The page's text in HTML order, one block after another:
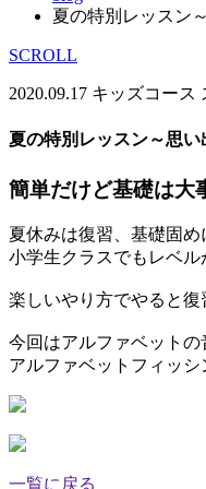
夏の特別レッスン
SCROLL
2020.09.17 キッズコース
夏の特別レッスン～思
簡単だけど基礎は大
夏休みは復習、基礎固め
小学生クラスでもレベル
楽しいやり方でやると
今回はアルファベットの
アルファベットフィッ
一覧に戻る